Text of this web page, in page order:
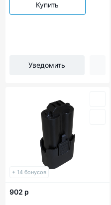
Купить
Уведомить
+ 14 бонусов
902 р